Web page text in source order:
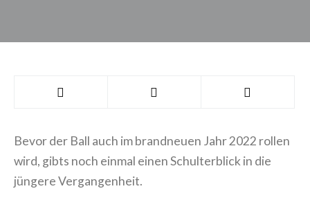
Bevor der Ball auch im brandneuen Jahr 2022 rollen
wird, gibts noch einmal einen Schulterblick in die
jüngere Vergangenheit.